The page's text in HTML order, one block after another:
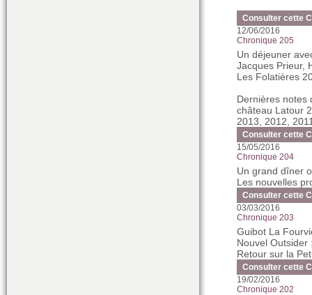
Consulter cette
12/06/2016
Chronique 205
Un déjeuner
Jacques Prieur,
Les Folatières
Dernières notes
château Latour
2013, 2012,
Consulter cette
15/05/2016
Chronique 204
Un grand dîner
Les nouvelles
Consulter cette
03/03/2016
Chronique 203
Guibot La
Nouvel Outsider
Retour sur la
Consulter cette
19/02/2016
Chronique 202